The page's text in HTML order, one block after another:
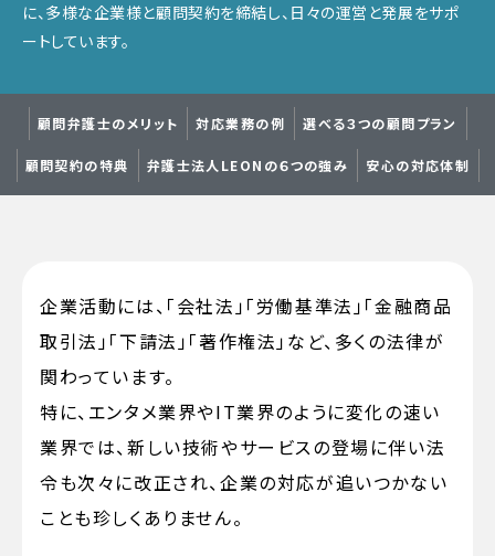
に、多様な企業様と顧問契約を締結し、日々の運営と発展をサポ
ートしています。
顧問弁護士のメリット 対応業務の例 選べる３つの顧問プラン
顧問契約の特典 弁護士法人LEONの６つの強み 安心の対応体制
企業活動には、「会社法」「労働基準法」「金融商品
取引法」「下請法」「著作権法」など、多くの法律が
関わっています。
特に、エンタメ業界やIT業界のように変化の速い
業界では、新しい技術やサービスの登場に伴い法
令も次々に改正され、企業の対応が追いつかない
ことも珍しくありません。